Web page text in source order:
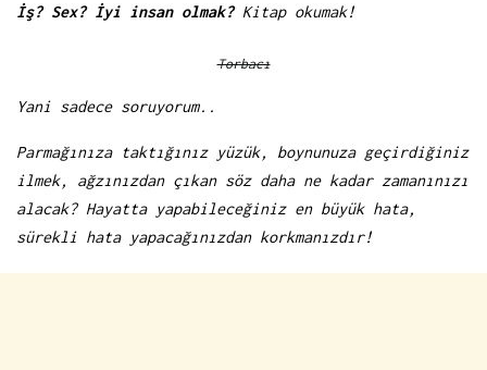
İş? Sex? İyi insan olmak? Kitap okumak!
Torbacı
Yani sadece soruyorum..
Parmağınıza taktığınız yüzük, boynunuza geçirdiğiniz
ilmek, ağzınızdan çıkan söz daha ne kadar zamanınızı
alacak? Hayatta yapabileceğiniz en büyük hata,
sürekli hata yapacağınızdan korkmanızdır!